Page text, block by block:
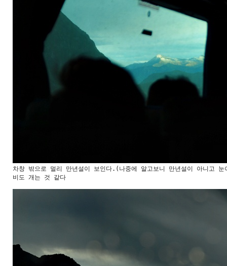
차창 밖으로 멀리 만년설이 보인다.(나중에 알고보니 만년설이 아니고
비도 개는 것 같다